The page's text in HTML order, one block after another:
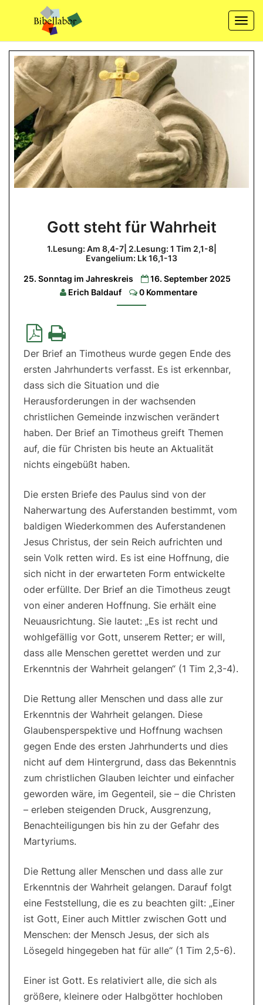
content
steht
für
Wahrheit
1.Lesung:
8,4-
Evangelium:
16,1-
Gott steht für Wahrheit
1.Lesung: Am 8,4-7| 2.Lesung: 1 Tim 2,1-8|
Evangelium: Lk 16,1-13
25. Sonntag im Jahreskreis
16. September 2025
Erich Baldauf
Comments
0 Kommentare
Der Brief an Timotheus wurde gegen Ende des
ersten Jahrhunderts verfasst. Es ist erkennbar,
dass sich die Situation und die
Herausforderungen in der wachsenden
christlichen Gemeinde inzwischen verändert
haben. Der Brief an Timotheus greift Themen
auf, die für Christen bis heute an Aktualität
nichts eingebüßt haben.
Die ersten Briefe des Paulus sind von der
Naherwartung des Auferstanden bestimmt, vom
baldigen Wiederkommen des Auferstandenen
Jesus Christus, der sein Reich aufrichten und
sein Volk retten wird. Es ist eine Hoffnung, die
sich nicht in der erwarteten Form entwickelte
oder erfüllte. Der Brief an die Timotheus zeugt
von einer anderen Hoffnung. Sie erhält eine
Neuausrichtung. Sie lautet: „Es ist recht und
wohlgefällig vor Gott, unserem Retter; er will,
dass alle Menschen gerettet werden und zur
Erkenntnis der Wahrheit gelangen“ (1 Tim 2,3-4).
Die Rettung aller Menschen und dass alle zur
Erkenntnis der Wahrheit gelangen. Diese
Glaubensperspektive und Hoffnung wachsen
gegen Ende des ersten Jahrhunderts und dies
nicht auf dem Hintergrund, dass das Bekenntnis
zum christlichen Glauben leichter und einfacher
geworden wäre, im Gegenteil, sie – die Christen
– erleben steigenden Druck, Ausgrenzung,
Benachteiligungen bis hin zu der Gefahr des
Martyriums.
Die Rettung aller Menschen und dass alle zur
Erkenntnis der Wahrheit gelangen. Darauf folgt
eine Feststellung, die es zu beachten gilt: „Einer
ist Gott, Einer auch Mittler zwischen Gott und
Menschen: der Mensch Jesus, der sich als
Lösegeld hingegeben hat für alle“ (1 Tim 2,5-6).
Einer ist Gott. Es relativiert alle, die sich als
größere, kleinere oder Halbgötter hochloben